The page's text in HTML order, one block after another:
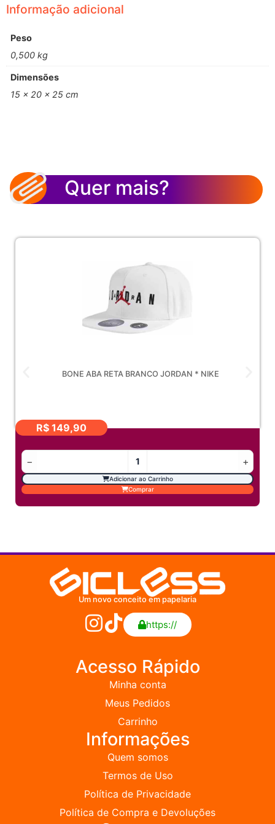
Informação adicional
Peso
0,500 kg
Dimensões
15 × 20 × 25 cm
Quer mais?
BONE ABA RETA BRANCO JORDAN * NIKE
R$ 149,90
− +
Adicionar ao Carrinho
Comprar
Um novo conceito em papelaria
https://
Acesso Rápido
Minha conta
Meus Pedidos
Carrinho
Informações
Quem somos
Termos de Uso
Política de Privacidade
Política de Compra e Devoluções